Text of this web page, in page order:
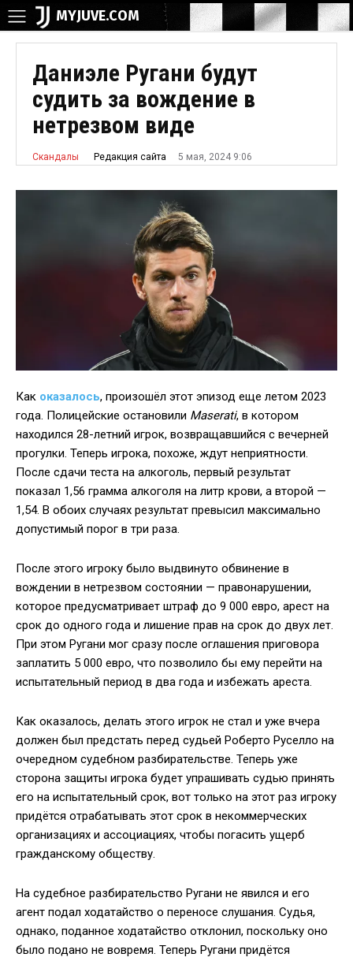
MYJUVE.COM
Даниэле Ругани будут
судить за вождение в
нетрезвом виде
Скандалы Редакция сайта 5 мая, 2024 9:06
Как оказалось, произошёл этот эпизод еще летом 2023
года. Полицейские остановили Maserati, в котором
находился 28-летний игрок, возвращавшийся с вечерней
прогулки. Теперь игрока, похоже, ждут неприятности.
После сдачи теста на алкоголь, первый результат
показал 1,56 грамма алкоголя на литр крови, а второй —
1,54. В обоих случаях результат превысил максимально
допустимый порог в три раза.
После этого игроку было выдвинуто обвинение в
вождении в нетрезвом состоянии — правонарушении,
которое предусматривает штраф до 9 000 евро, арест на
срок до одного года и лишение прав на срок до двух лет.
При этом Ругани мог сразу после оглашения приговора
заплатить 5 000 евро, что позволило бы ему перейти на
испытательный период в два года и избежать ареста.
Как оказалось, делать этого игрок не стал и уже вчера
должен был предстать перед судьей Роберто Руселло на
очередном судебном разбирательстве. Теперь уже
сторона защиты игрока будет упрашивать судью принять
его на испытательный срок, вот только на этот раз игроку
придётся отрабатывать этот срок в некоммерческих
организациях и ассоциациях, чтобы погасить ущерб
гражданскому обществу.
На судебное разбирательство Ругани не явился и его
агент подал ходатайство о переносе слушания. Судья,
однако, поданное ходатайство отклонил, поскольку оно
было подано не вовремя. Теперь Ругани придётся